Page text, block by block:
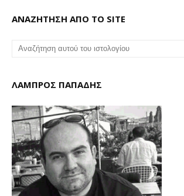
ΑΝΑΖΗΤΗΣΗ ΑΠΟ ΤΟ SITE
ΛΑΜΠΡΟΣ ΠΑΠΑΔΗΣ